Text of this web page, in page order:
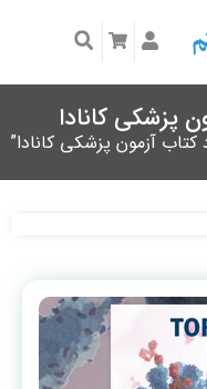
پزشکی کانادا
آزمون پزشکی کانادا”